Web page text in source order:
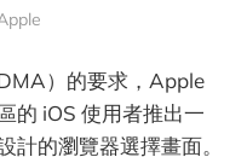
）的要求，Apple
的 iOS 使用者推出一
計的瀏覽器選擇畫面。